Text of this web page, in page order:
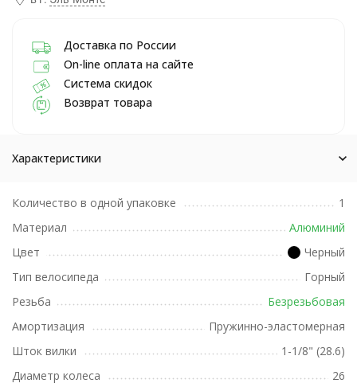
Доставка по России
On-line оплата на сайте
Система скидок
Возврат товара
Характеристики
Количество в одной упаковке
1
Материал
Алюминий
Цвет
Черный
Тип велосипеда
Горный
Резьба
Безрезьбовая
Амортизация
Пружинно-эластомерная
Шток вилки
1-1/8" (28.6)
Диаметр колеса
26